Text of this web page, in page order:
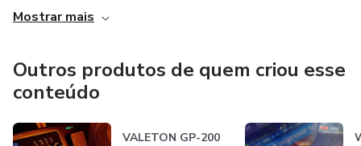
que visa resolver problemas na área de sonoridade tanto
Mostrar mais
Outros produtos de quem criou esse
conteúdo
VALETON GP-200